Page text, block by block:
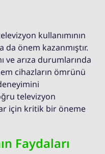
kullanımının
da önem kazanmıştır.
ve arıza durumlarında
cihazların ömrünü
televizyon
için kritik bir öneme
Faydaları